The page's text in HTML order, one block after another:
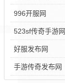
996开服网
523sf传奇手游网
好服发布网
手游传奇发布网